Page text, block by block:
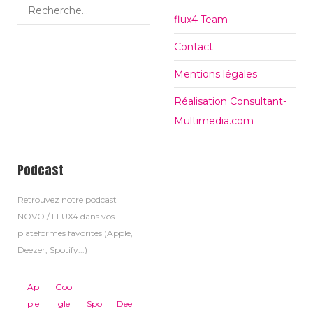
flux4 Team
Contact
Mentions légales
Réalisation Consultant-
Multimedia.com
Podcast
Retrouvez notre podcast
NOVO / FLUX4 dans vos
plateformes favorites (Apple,
Deezer, Spotify...)
Ap
ple
Goo
gle
Spo Dee